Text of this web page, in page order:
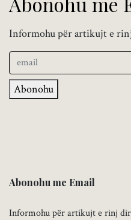
Informohu për artikujt e
Abonohu
Abonohu me Email
Informohu për artikujt e rinj